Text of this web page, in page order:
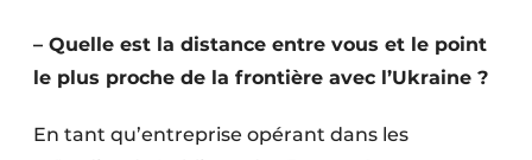
– Quelle est la distance entre vous et le point
le plus proche de la frontière avec l’Ukraine ?
En tant qu’entreprise opérant dans les